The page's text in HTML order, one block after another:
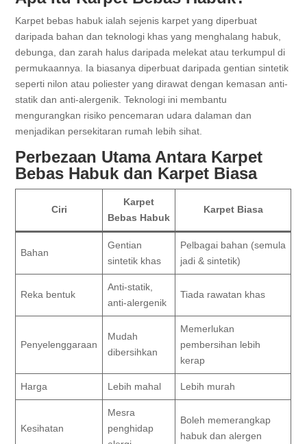
Karpet bebas habuk ialah sejenis karpet yang diperbuat
daripada bahan dan teknologi khas yang menghalang habuk,
debunga, dan zarah halus daripada melekat atau terkumpul di
permukaannya. Ia biasanya diperbuat daripada gentian sintetik
seperti nilon atau poliester yang dirawat dengan kemasan anti-
statik dan anti-alergenik. Teknologi ini membantu
mengurangkan risiko pencemaran udara dalaman dan
menjadikan persekitaran rumah lebih sihat.
Perbezaan Utama Antara Karpet
Bebas Habuk dan Karpet Biasa
Ciri
Karpet
Bebas Habuk
Karpet Biasa
Bahan
Gentian
sintetik khas
Pelbagai bahan (semula
jadi & sintetik)
Reka bentuk
Anti-statik,
anti-alergenik
Tiada rawatan khas
Penyelenggaraan
Mudah
dibersihkan
Memerlukan
pembersihan lebih
kerap
Harga Lebih mahal Lebih murah
Kesihatan
Mesra
penghidap
Boleh memerangkap
habuk dan alergen